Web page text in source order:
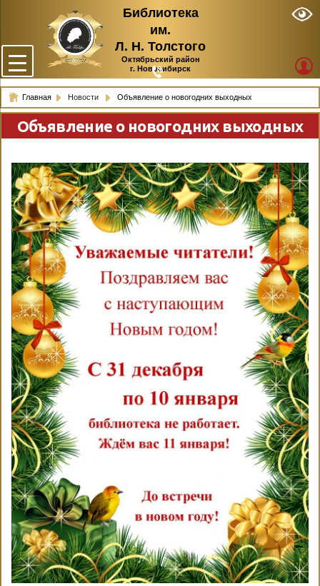
Библиотека
им.
Л. Н. Толстого
Октябрьский район
г. Новосибирск
Главная Новости Объявление о новогодних выходных
Объявление о новогодних выходных